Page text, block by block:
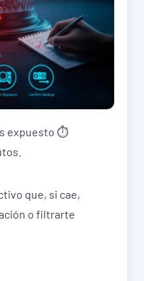
expuesto ⏱️
que, si cae,
o filtrarte